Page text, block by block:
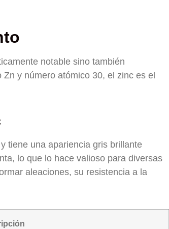
notable sino también
y número atómico 30, el zinc es el
tiene una apariencia gris brillante
lo que lo hace valioso para diversas
aleaciones, su resistencia a la